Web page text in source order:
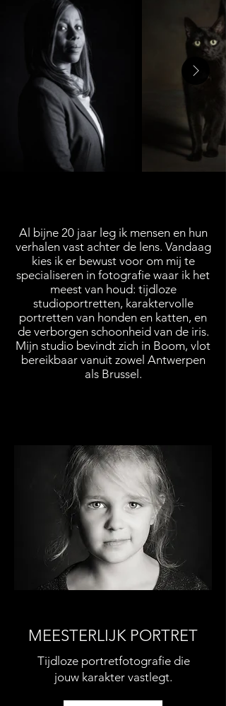
Al bijne 20 jaar leg ik mensen en hun
verhalen vast achter de lens. Vandaag
kies ik er bewust voor om mij te
specialiseren in fotografie waar ik het
meest van houd: tijdloze
studioportretten, karaktervolle
portretten van honden en katten, en
de verborgen schoonheid van de iris.
Mijn studio bevindt zich in Boom, vlot
bereikbaar vanuit zowel Antwerpen
als Brussel.
MEESTERLIJK PORTRET
Tijdloze portretfotografie die
jouw karakter vastlegt.